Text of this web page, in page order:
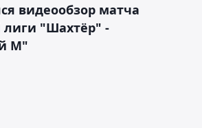
видеообзор матча
лиги "Шахтёр" -
М"